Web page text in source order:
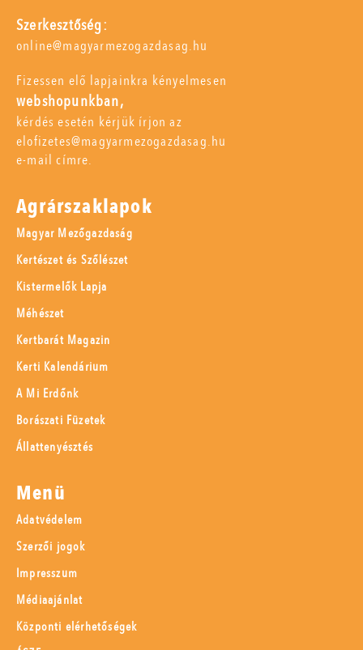
Szerkesztőség:
online@magyarmezogazdasag.hu
Fizessen elő lapjainkra kényelmesen
webshopunkban,
kérdés esetén kérjük írjon az
elofizetes@magyarmezogazdasag.hu
e-mail címre.
Agrárszaklapok
Magyar Mezőgazdaság
Kertészet és Szőlészet
Kistermelők Lapja
Méhészet
Kertbarát Magazin
Kerti Kalendárium
A Mi Erdőnk
Borászati Füzetek
Állattenyésztés
Menü
Adatvédelem
Szerzői jogok
Impresszum
Médiaajánlat
Központi elérhetőségek